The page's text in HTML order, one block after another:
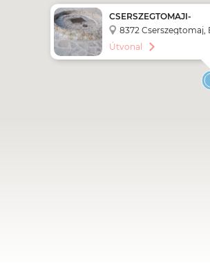
CSERSZEGTOMAJI-
KÚTBARLANG
8372 Cserszegtomaj,
Útvonal